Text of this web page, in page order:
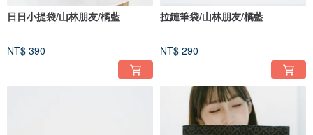
日日小提袋/山林朋友/橘藍
NT$ 390
拉鏈筆袋/山林朋友/橘藍
NT$ 290